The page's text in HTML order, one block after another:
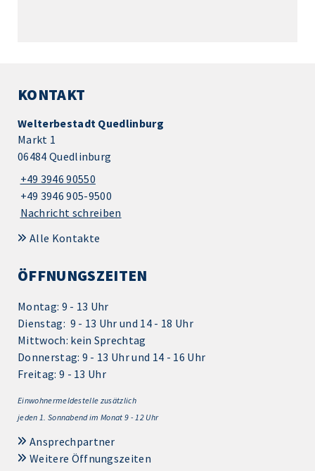
KONTAKT
Welterbestadt Quedlinburg
Markt 1
06484 Quedlinburg
+49 3946 90550
+49 3946 905-9500
Nachricht schreiben
Alle Kontakte
ÖFFNUNGSZEITEN
Montag: 9 - 13 Uhr
Dienstag: 9 - 13 Uhr und 14 - 18 Uhr
Mittwoch: kein Sprechtag
Donnerstag: 9 - 13 Uhr und 14 - 16 Uhr
Freitag: 9 - 13 Uhr
Einwohnermeldestelle zusätzlich
jeden 1. Sonnabend im Monat 9 - 12 Uhr
Ansprechpartner
Weitere Öffnungszeiten